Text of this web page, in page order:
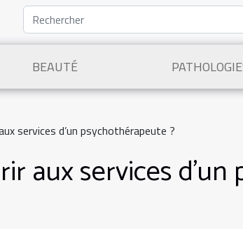
BEAUTÉ
services d’un psychothérapeute ?
aux services